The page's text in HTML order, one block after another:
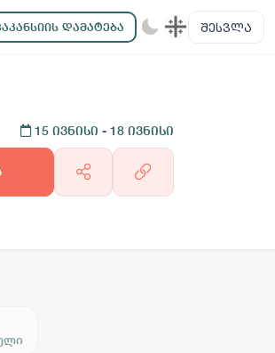
ᲓᲐᲛᲐᲢᲔᲑᲐ ᲨᲔᲡᲕᲚᲐ
15 ივნისი - 18 ივნისი